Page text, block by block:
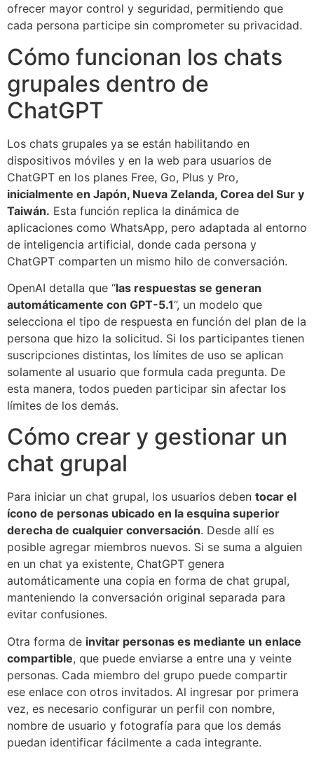
ofrecer mayor control y seguridad, permitiendo que
cada persona participe sin comprometer su privacidad.
Cómo funcionan los chats
grupales dentro de
ChatGPT
Los chats grupales ya se están habilitando en
dispositivos móviles y en la web para usuarios de
ChatGPT en los planes Free, Go, Plus y Pro,
inicialmente en Japón, Nueva Zelanda, Corea del Sur y
Taiwán. Esta función replica la dinámica de
aplicaciones como WhatsApp, pero adaptada al entorno
de inteligencia artificial, donde cada persona y
ChatGPT comparten un mismo hilo de conversación.
OpenAI detalla que “las respuestas se generan
automáticamente con GPT-5.1”, un modelo que
selecciona el tipo de respuesta en función del plan de la
persona que hizo la solicitud. Si los participantes tienen
suscripciones distintas, los límites de uso se aplican
solamente al usuario que formula cada pregunta. De
esta manera, todos pueden participar sin afectar los
límites de los demás.
Cómo crear y gestionar un
chat grupal
Para iniciar un chat grupal, los usuarios deben tocar el
ícono de personas ubicado en la esquina superior
derecha de cualquier conversación. Desde allí es
posible agregar miembros nuevos. Si se suma a alguien
en un chat ya existente, ChatGPT genera
automáticamente una copia en forma de chat grupal,
manteniendo la conversación original separada para
evitar confusiones.
Otra forma de invitar personas es mediante un enlace
compartible, que puede enviarse a entre una y veinte
personas. Cada miembro del grupo puede compartir
ese enlace con otros invitados. Al ingresar por primera
vez, es necesario configurar un perfil con nombre,
nombre de usuario y fotografía para que los demás
puedan identificar fácilmente a cada integrante.